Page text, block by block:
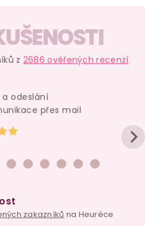
z 2686 ověřených recenzí
obchodu je 5 z 5 hvězdiček.
a odeslání
přes mail